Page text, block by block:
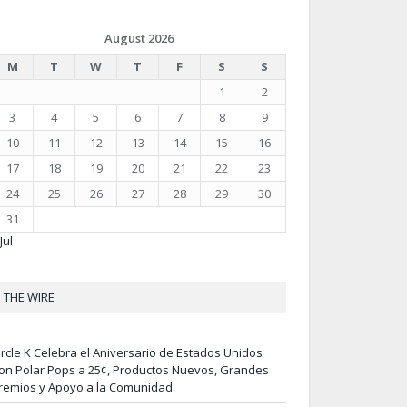
August 2026
M
T W T F S
S
1
2
3
4 5 6 7 8
9
10
11 12 13 14 15
16
17
18 19 20 21 22
23
24
25 26 27 28 29
30
31
THE WIRE
K Celebra el Aniversario de Estados Unidos
Polar Pops a 25¢, Productos Nuevos, Grandes
y Apoyo a la Comunidad